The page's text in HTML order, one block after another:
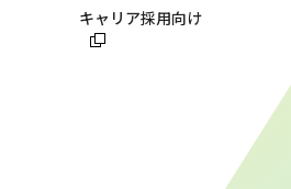
キャリア採用向け